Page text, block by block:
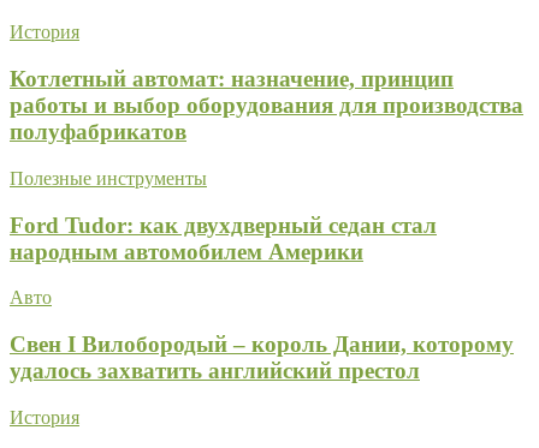
История
Котлетный автомат: назначение, принцип
работы и выбор оборудования для производства
полуфабрикатов
Полезные инструменты
Ford Tudor: как двухдверный седан стал
народным автомобилем Америки
Авто
Свен I Вилобородый – король Дании, которому
удалось захватить английский престол
История